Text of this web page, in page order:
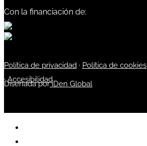
Con la financiación de:
Política de privacidad · Política de cookies
·Accesibilidad
Diseñada poriDen Global